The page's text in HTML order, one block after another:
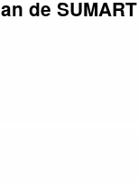
de SUMART